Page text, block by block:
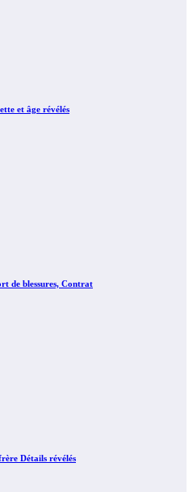
et âge révélés
de blessures, Contrat
Détails révélés